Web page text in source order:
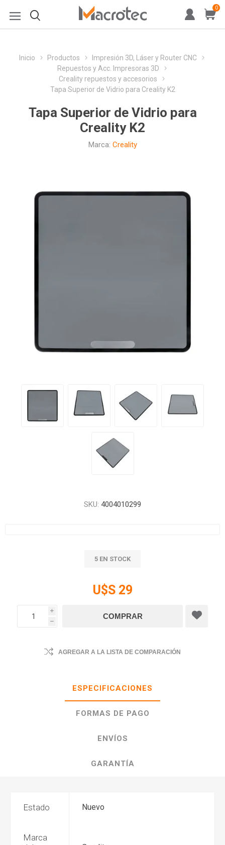
0
Inicio Productos
Impresión 3D, Láser y Router CNC
Repuestos y Acc. Impresoras 3D
Creality repuestos y accesorios
Tapa Superior de Vidrio para Creality K2
Tapa Superior de Vidrio para
Creality K2
Marca: Creality
SKU: 4004010299
5 EN STOCK
U$S 29
i
h
AGREGAR A LA LISTA DE COMPARACIÓN
ESPECIFICACIONES
FORMAS DE PAGO
ENVÍOS
GARANTÍA
Estado Nuevo
Marca